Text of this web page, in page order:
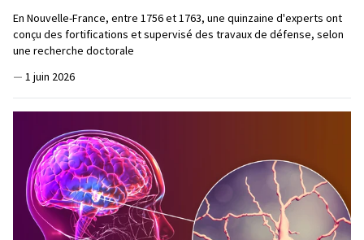
En Nouvelle-France, entre 1756 et 1763, une quinzaine d'experts ont
conçu des fortifications et supervisé des travaux de défense, selon
une recherche doctorale
— 1 juin 2026